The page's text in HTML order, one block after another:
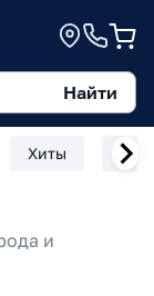
Найти
Хиты
и